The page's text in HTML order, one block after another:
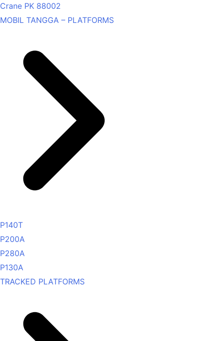
Crane PK 88002
MOBIL TANGGA – PLATFORMS
P140T
P200A
P280A
P130A
TRACKED PLATFORMS